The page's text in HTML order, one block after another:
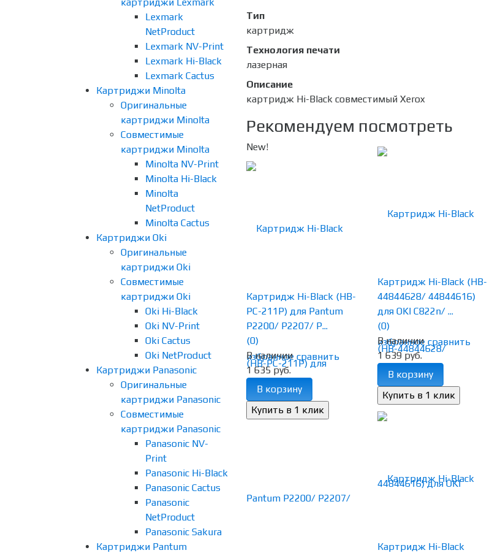
Lexmark
NetProduct
Lexmark NV-Print
Lexmark Hi-Black
Lexmark Cactus
Картриджи Minolta
Оригинальные
картриджи Minolta
Совместимые
картриджи Minolta
Minolta NV-Print
Minolta Hi-Black
Minolta
NetProduct
Minolta Cactus
Картриджи Oki
Оригинальные
картриджи Oki
Совместимые
картриджи Oki
Oki Hi-Black
Oki NV-Print
Oki Cactus
Oki NetProduct
Картриджи Panasonic
Оригинальные
картриджи Panasonic
Совместимые
картриджи Panasonic
Panasonic NV-
Print
Panasonic Hi-Black
Panasonic Cactus
Panasonic
NetProduct
Panasonic Sakura
Картриджи Pantum
Тип
картридж
Технология печати
лазерная
Описание
картридж Hi-Black совместимый Xerox
Рекомендуем посмотреть
New!
избранное сравнить
Картридж Hi-Black (HB-
PC-211P) для Pantum
P2200/ P2207/ P...
(0)
В наличии
1 635 руб.
В корзину
избранное сравнить
Картридж Hi-Black (HB-
44844628/ 44844616)
для OKI C822n/ ...
(0)
В наличии
1 639 руб.
В корзину
Картридж Hi-Black